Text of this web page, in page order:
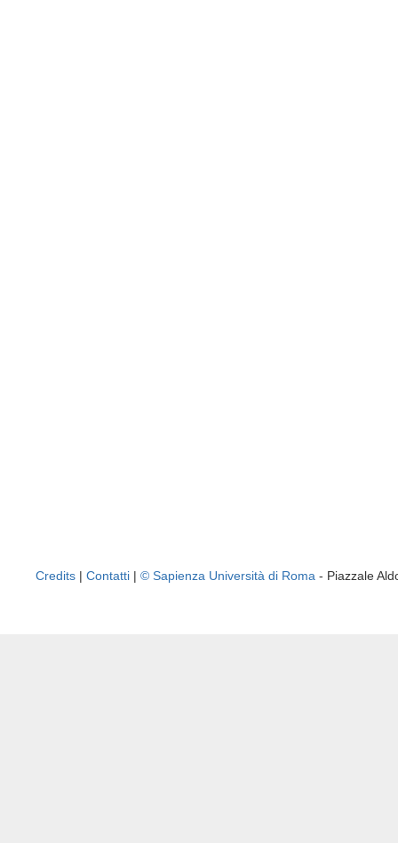
Credits | Contatti | © Sapienza Università di Roma - Piazzale